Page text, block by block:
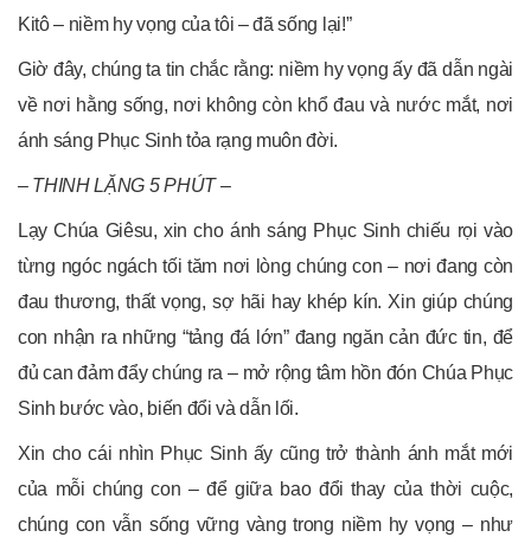
Kitô – niềm hy vọng của tôi – đã sống lại!”
Giờ đây, chúng ta tin chắc rằng: niềm hy vọng ấy đã dẫn ngài
về nơi hằng sống, nơi không còn khổ đau và nước mắt, nơi
ánh sáng Phục Sinh tỏa rạng muôn đời.
– THINH LẶNG 5 PHÚT –
Lạy Chúa Giêsu, xin cho ánh sáng Phục Sinh chiếu rọi vào
từng ngóc ngách tối tăm nơi lòng chúng con – nơi đang còn
đau thương, thất vọng, sợ hãi hay khép kín. Xin giúp chúng
con nhận ra những “tảng đá lớn” đang ngăn cản đức tin, để
đủ can đảm đẩy chúng ra – mở rộng tâm hồn đón Chúa Phục
Sinh bước vào, biến đổi và dẫn lối.
Xin cho cái nhìn Phục Sinh ấy cũng trở thành ánh mắt mới
của mỗi chúng con – để giữa bao đổi thay của thời cuộc,
chúng con vẫn sống vững vàng trong niềm hy vọng – như